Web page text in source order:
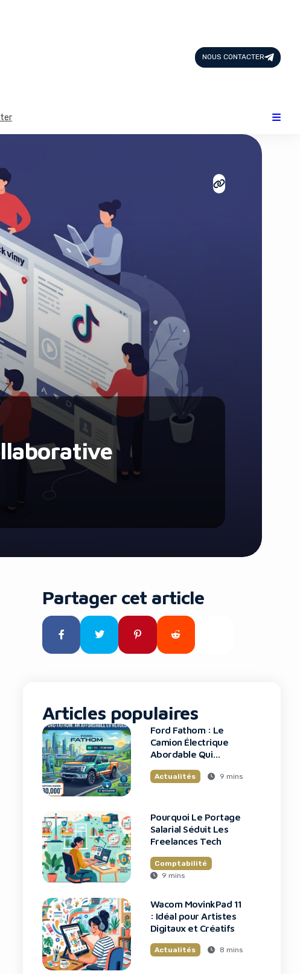
NOUS CONTACTER
Partager cet article
Articles populaires
Ford Fathom : Le
Camion Électrique
Abordable Qui
Marché
Actualités 9 mins
Pourquoi Le Portage
Salarial Séduit Les
Freelances Tech
Comptabilité
9 mins
Wacom MovinkPad 11
: Idéal pour Artistes
Digitaux et Créatifs
Actualités 8 mins
Design & Créativité
Intelligence Artificielle
Lifestyle
Marketing & Ventes
Plateformes
Produits physiques
Santé et Forme
Social & Communauté
Tech & Développement
Travail & Productivité